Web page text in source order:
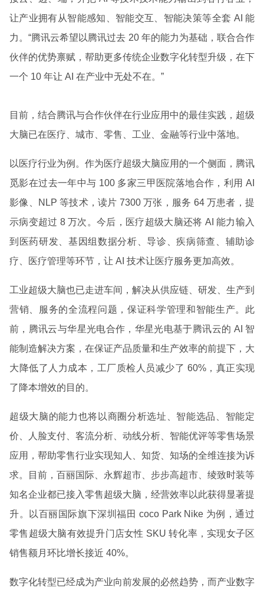
让产业拥有从智能感知、智能交互、智能决策等全套 AI 能
力。“腾讯云希望以腾讯过去 20 年的能力为基础，联合合作
伙伴的优势禀赋，帮助更多传统企业数字化转型升级，在下
一个 10 年让 AI 在产业中无处不在。”
目前，结合腾讯与合作伙伴在行业应用中的最佳实践，超级
大脑已在医疗、城市、零售、工业、金融等行业中落地。
以医疗行业为例。作为医疗超级大脑应用的一个侧面，腾讯
觅影在过去一年中与 100 多家三甲医院落地合作，利用 AI
影像、NLP 等技术，读片 7300 万张，服务 64 万患者，提
示病变超过 8 万次。今后，医疗超级大脑还将 AI 能力输入
到医药研发、基因组数据分析、导诊、疾病筛查、辅助诊
疗、医疗管理等环节，让 AI 技术让医疗服务更加高效。
工业超级大脑也已走进车间，解决从供应链、研发、生产到
营销、服务的全流程问题，保证科学管理和智能生产。此
前，腾讯云与华星光电合作，华星光电基于腾讯云的 AI 智
能制造解决方案，在保证产品质量和生产效率的前提下，大
大降低了人力成本，工厂质检人员减少了 60%，真正实现
了降本增效的目的。
超级大脑的能力也将以商圈分析选址、智能选品、智能定
价、人脸支付、客流分析、动线分析、智能优评等零售场景
应用，帮助零售行业实现知人、知货、知场的全维连接为诉
求。目前，百丽国际、永辉超市、步步高超市、绫致时装等
知名企业都已接入零售超级大脑，经营效率以此获得显著提
升。以百丽国际旗下深圳福田 coco Park Nike 为例，通过
零售超级大脑有效提升门店女性 SKU 转化率，实现女子区
销售额月环比增长接近 40%。
数字化转型已经成为产业向前发展的必然趋势，而产业数字